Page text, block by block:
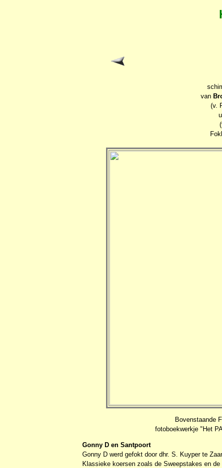
van
(v.
Bovenstaande
fotoboekwerkje "Het
Gonny D en Santpoort
Gonny D werd gefokt door dhr. S. Kuyper te
Klassieke koersen zoals de Sweepstakes en